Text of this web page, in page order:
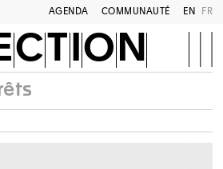
AGENDA COMMUNAUTÉ EN FR